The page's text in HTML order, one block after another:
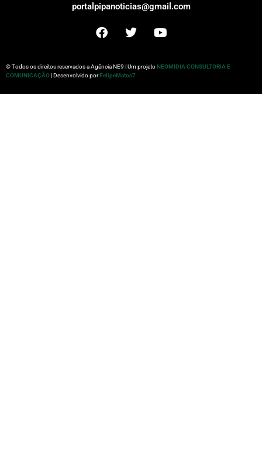
portalpipanoticias@gmail.com
© Todos os direitos reservados a Agência NE9 | Um projetoNEOMIDIA CONSULTORIA E
COMUNICAÇÃO| Desenvolvido porFelipeMatos7